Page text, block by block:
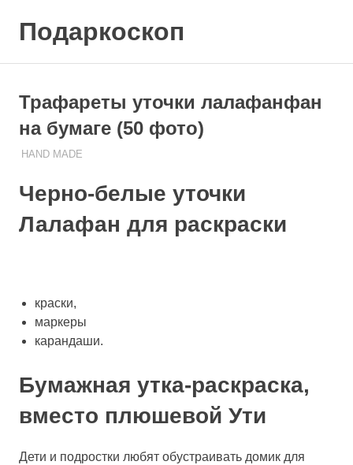
Подаркоскоп
подарить
Трафареты уточки лалафанфан
на бумаге (50 фото)
29.03.2023
ПОДАРЧЕК
HAND MADE
Черно-белые уточки
Лалафан для раскраски
краски,
маркеры
карандаши.
Бумажная утка-раскраска,
вместо плюшевой Ути
Дети и подростки любят обустраивать домик для